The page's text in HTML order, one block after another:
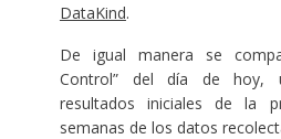
DataKind.
De igual manera se
Control” del día de hoy,
resultados iniciales de la
semanas de los datos